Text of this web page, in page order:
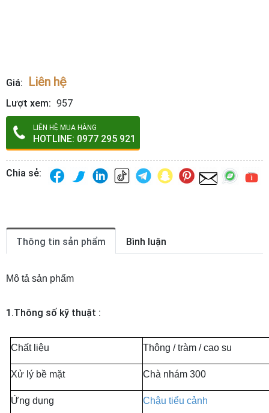
Giá: Liên hệ
Lượt xem: 957
LIÊN HỆ MUA HÀNG
HOTLINE: 0977 295 921
Chia sẻ:
Thông tin sản phẩm Bình luận
Mô tả sản phẩm
1.Thông số kỹ thuật :
Chất liệu Thông / tràm / cao su
Xử lý bề mặt Chà nhám 300
Ứng dụng Chậu tiểu cảnh